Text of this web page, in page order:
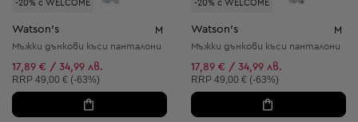
-20% с WELCOME
Watson's M
Мъжки дънкови къси панталони
17,89 € / 34,99 лв.
Препоръчителна цена:
RRP 49,00 € (-63%)
-20% с WELCOME
Watson's M
Мъжки дънкови къси панталони
17,89 € / 34,99 лв.
Препоръчителна цена:
RRP 49,00 € (-63%)